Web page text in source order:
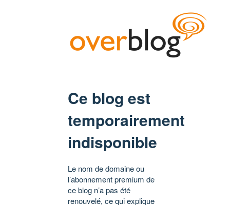
Ce blog est
temporairement
indisponible
Le nom de domaine ou
l’abonnement premium de
ce blog n’a pas été
renouvelé, ce qui explique